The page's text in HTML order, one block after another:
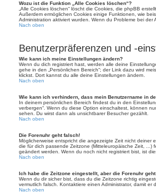
Wozu ist die Funktion „Alle Cookies löschen“?
„Alle Cookies löschen“ löscht die Cookies, die phpBB
Außerdem ermöglichen Cookies einige Funktionen, wie
Administration aktiviert wurden. Wenn du Probleme bei
Nach oben
Benutzerpräferenzen und -
Wie kann ich meine Einstellungen ändern?
Wenn du dich registriert hast, werden alle deine
gehe in den „Persönlichen Bereich“; der Link dazu wird
klickst. Dort kannst du alle deine Einstellungen ändern.
Nach oben
Wie kann ich verhindern, dass mein Benutzername in
In deinem persönlichen Bereich findest du in den
verbergen“. Wenn du diese Option einschaltest, können
sehen. Du wirst dann als unsichtbarer Besucher gezählt.
Nach oben
Die Forenuhr geht falsch!
Möglicherweise entspricht die angezeigte Zeit nicht deiner
die für dich passende Zeitzone (Mitteleuropäische Zeit,
geändert werden. Wenn du noch nicht registriert bist, ist
Nach oben
Ich habe die Zeitzone eingestellt, aber die Forenuhr
Wenn du dir sicher bist, dass du die Zeitzone richtig
vermutlich falsch. Kontaktiere einen Administrator, damit er
Nach oben